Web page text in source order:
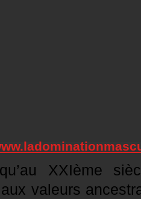
XXIème
valeurs